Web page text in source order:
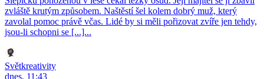
zvláště krutým způsobem. Naštěstí šel kolem dobrý muž, který
zavolal pomoc právě včas. Lidé by si měli pořizovat zvíře jen tehdy,
jsou-li schopni se [...]...
Světkreativity
dnes, 11:43